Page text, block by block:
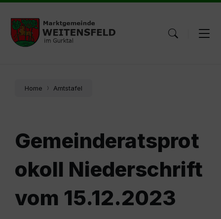
Skip
content
Skip
main
navigation
Skip
footer
Home Amtstafel
Gemeinderatsprot
okoll Niederschrift
vom 15.12.2023